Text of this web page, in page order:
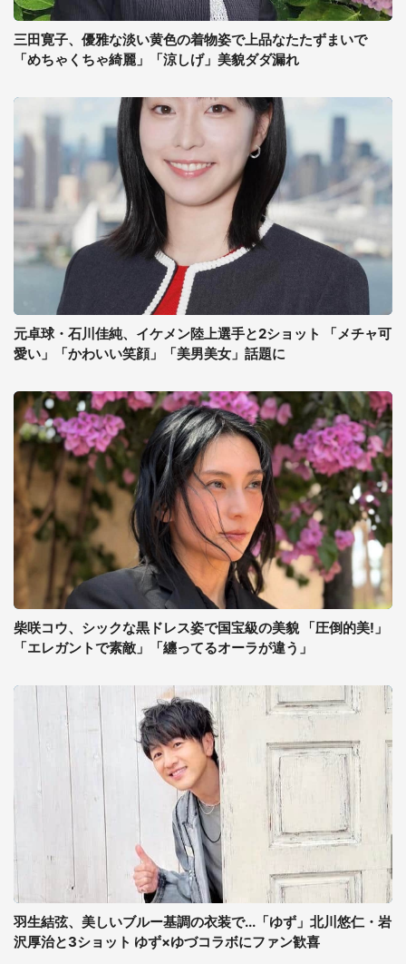
三田寛子、優雅な淡い黄色の着物姿で上品なたたずまいで
「めちゃくちゃ綺麗」「涼しげ」美貌ダダ漏れ
元卓球・石川佳純、イケメン陸上選手と2ショット 「メチャ可
愛い」「かわいい笑顔」「美男美女」話題に
柴咲コウ、シックな黒ドレス姿で国宝級の美貌 「圧倒的美!」
「エレガントで素敵」「纏ってるオーラが違う」
羽生結弦、美しいブルー基調の衣装で...「ゆず」北川悠仁・岩
沢厚治と3ショット ゆず×ゆづコラボにファン歓喜